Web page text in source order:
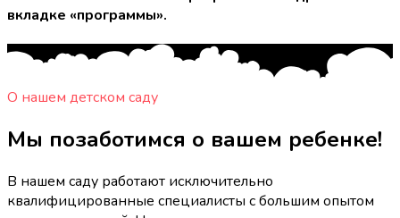
вкладке «программы».
О нашем детском саду
Мы позаботимся о вашем ребенке!
В нашем саду работают исключительно
квалифицированные специалисты с большим опытом